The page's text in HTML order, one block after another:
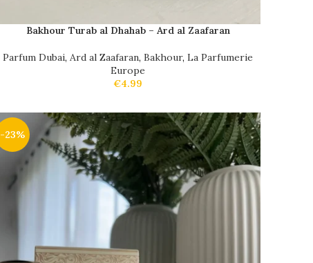
Bakhour Turab al Dhahab – Ard al Zaafaran
Parfum Dubai, Ard al Zaafaran, Bakhour, La Parfumerie
Europe
€4.99
-23%